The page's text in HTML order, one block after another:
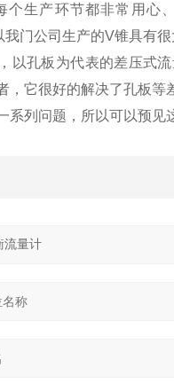
个生产环节都非常用心
门公司生产的V锥具有很
以孔板为代表的差压式
，它很好的解决了孔板
系列问题，所以可以预